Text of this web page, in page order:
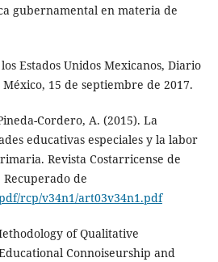
gubernamental en materia de
Estados Unidos Mexicanos, Diario
15 de septiembre de 2017.
Cordero, A. (2015). La
educativas especiales y la labor
Revista Costarricense de
Recuperado de
rcp/v34n1/art03v34n1.pdf
of Qualitative
Connoiseurship and